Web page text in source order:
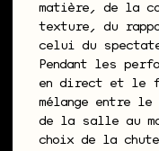
matière, de la
texture, du
celui du
Pendant les
en direct et le
mélange entre
de la salle au
choix de la